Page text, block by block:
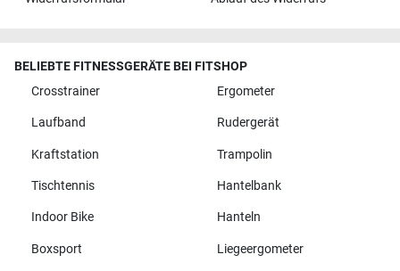
BELIEBTE FITNESSGERÄTE BEI FITSHOP
Crosstrainer
Ergometer
Laufband Rudergerät
Kraftstation Trampolin
Tischtennis Hantelbank
Indoor Bike Hanteln
Boxsport Liegeergometer